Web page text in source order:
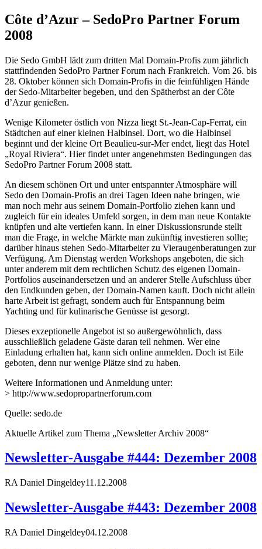
Côte d’Azur – SedoPro Partner Forum
2008
Die Sedo GmbH lädt zum dritten Mal Domain-Profis zum jährlich
stattfindenden SedoPro Partner Forum nach Frankreich. Vom 26. bis
28. Oktober können sich Domain-Profis in die feinfühligen Hände
der Sedo-Mitarbeiter begeben, und den Spätherbst an der Côte
d’Azur genießen.
Wenige Kilometer östlich von Nizza liegt St.-Jean-Cap-Ferrat, ein
Städtchen auf einer kleinen Halbinsel. Dort, wo die Halbinsel
beginnt und der kleine Ort Beaulieu-sur-Mer endet, liegt das Hotel
„Royal Riviera“. Hier findet unter angenehmsten Bedingungen das
SedoPro Partner Forum 2008 statt.
An diesem schönen Ort und unter entspannter Atmosphäre will
Sedo den Domain-Profis an drei Tagen Ideen nahe bringen, wie
man noch mehr aus seinem Domain-Portfolio ziehen kann und
zugleich für ein ideales Umfeld sorgen, in dem man neue Kontakte
knüpfen und alte vertiefen kann. In einer Diskussionsrunde stellt
man die Frage, in welche Märkte man zukünftig investieren sollte;
darüber hinaus stehen Sedo-Mitarbeiter zu Vieraugenberatungen zur
Verfügung. Am Dienstag werden Workshops angeboten, die sich
unter anderem mit dem rechtlichen Schutz des eigenen Domain-
Portfolios auseinandersetzen und an anderer Stelle Aufschluss über
den Endkunden geben, der Domain-Namen kauft. Doch nicht allein
harte Arbeit ist gefragt, sondern auch für Entspannung beim
Yachting und für kulinarische Genüsse ist gesorgt.
Dieses exzeptionelle Angebot ist so außergewöhnlich, dass
ausschließlich geladene Gäste daran teil nehmen. Wer eine
Einladung erhalten hat, kann sich online anmelden. Doch ist Eile
geboten, denn nur wenige Plätze sind zu haben.
Weitere Informationen und Anmeldung unter:
> http://www.sedopropartnerforum.com
Quelle: sedo.de
Aktuelle Artikel zum Thema „Newsletter Archiv 2008“
Newsletter-Ausgabe #444: Dezember 2008
RA Daniel Dingeldey11.12.2008
Newsletter-Ausgabe #443: Dezember 2008
RA Daniel Dingeldey04.12.2008